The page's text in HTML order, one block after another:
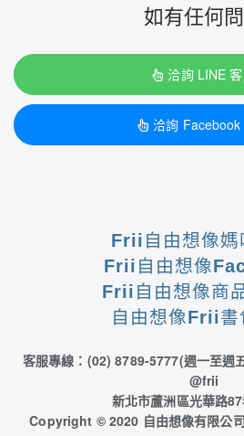
如有任何
洽詢 LINE
洽詢 Facebook
Frii自由想像媽
Frii自由想像
Frii自由想像商
自由想像Frii書
客服專線：(02) 8789-5777(週一至週
@frii
新北市蘆洲區光華路
Copyright © 2020 自由想像有限公